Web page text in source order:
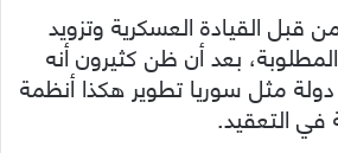
القيادة العسكرية وتزويد
بعد أن ظن كثيرون أنه
مثل سوريا تطوير هكذا أنظمة
في التعقيد.